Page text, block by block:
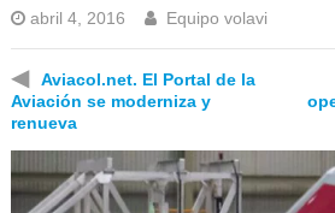
abril 4, 2016 Equipo volavi
◀
Aviacol.net. El Portal de la
Aviación se moderniza y
renueva